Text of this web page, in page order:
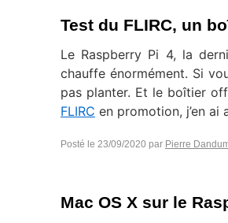
Test du FLIRC, un
Le Raspberry Pi 4, la
chauffe énormément. Si
pas planter. Et le boîtier
FLIRC en promotion, j’en ai
Posté le 23/09/2020 par Pierre
Mac OS X sur le